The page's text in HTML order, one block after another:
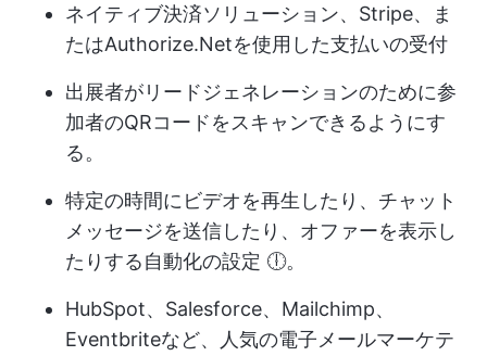
ネイティブ決済ソリューション、Stripe、ま
たはAuthorize.Netを使用した支払いの受付
出展者がリードジェネレーションのために参
加者のQRコードをスキャンできるようにす
る。
特定の時間にビデオを再生したり、チャット
メッセージを送信したり、オファーを表示し
たりする自動化の設定 🕕。
HubSpot、Salesforce、Mailchimp、
Eventbriteなど、人気の電子メールマーケテ